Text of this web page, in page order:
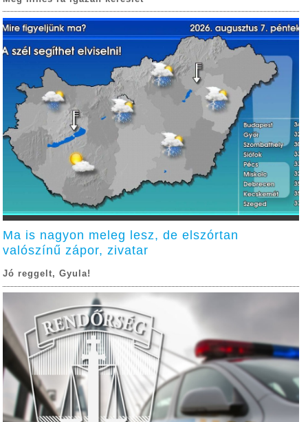
Ma is nagyon meleg lesz, de elszórtan
valószínű zápor, zivatar
Jó reggelt, Gyula!